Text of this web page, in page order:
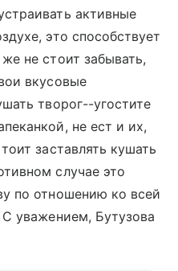
активные
это способствует
не стоит забывать,
вкусовые
творог--угостите
не ест и их,
заставлять кушать
случае это
по отношению ко всей
уважением, Бутузова